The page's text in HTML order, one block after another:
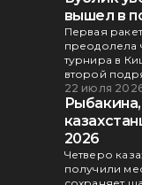
вышел в
Первая
преодолела
турнира в
второй
22 июля
2026
Четверо
получили